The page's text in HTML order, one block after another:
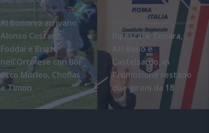
Al Bonorva arrivano
Alonso Costas,
Foddai e Brizzi,
nell'Orrolese con Boi
ecco Morleo, Choflas
e Timon
Ripescate Tonara,
Atl Bono e
Castelsardo, in
Promozione restano
due gironi da 18